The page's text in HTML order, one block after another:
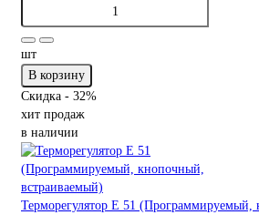
шт
В корзину
Скидка - 32%
хит продаж
в наличии
Терморегулятор E 51 (Программируемый,